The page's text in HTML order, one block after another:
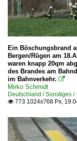
Ein Böschungsbrand
Bergen/Rügen am
waren knapp 20qm
des Brandes am
im Bahnverkehr. 
Mirko Schmidt
Deutschland / Sonstiges /
 773 1024x768 Px,